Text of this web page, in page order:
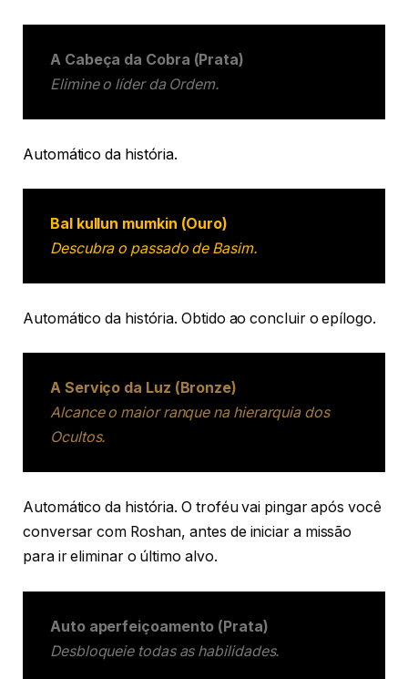
A Cabeça da Cobra (Prata)
Elimine o líder da Ordem.
Automático da história.
Bal kullun mumkin (Ouro)
Descubra o passado de Basim.
Automático da história. Obtido ao concluir o epílogo.
A Serviço da Luz (Bronze)
Alcance o maior ranque na hierarquia dos
Ocultos.
Automático da história. O troféu vai pingar após você
conversar com Roshan, antes de iniciar a missão
para ir eliminar o último alvo.
Auto aperfeiçoamento (Prata)
Desbloqueie todas as habilidades.